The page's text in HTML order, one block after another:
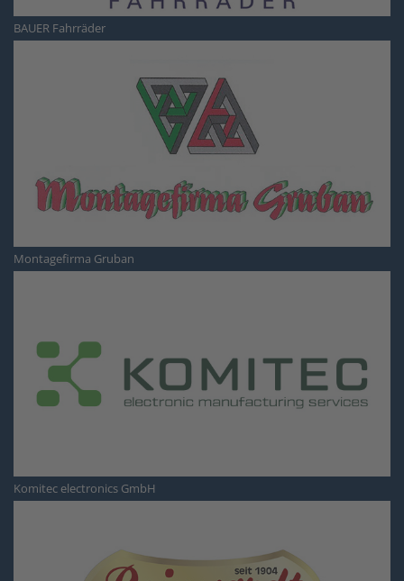
BAUER Fahrräder
Montagefirma Gruban
Komitec electronics GmbH